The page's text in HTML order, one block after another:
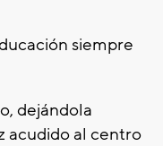
siempre
dejándola
acudido al centro